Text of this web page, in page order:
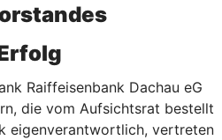
Raiffeisenbank Dachau eG
die vom Aufsichtsrat bestellt
eigenverantwortlich, vertreten